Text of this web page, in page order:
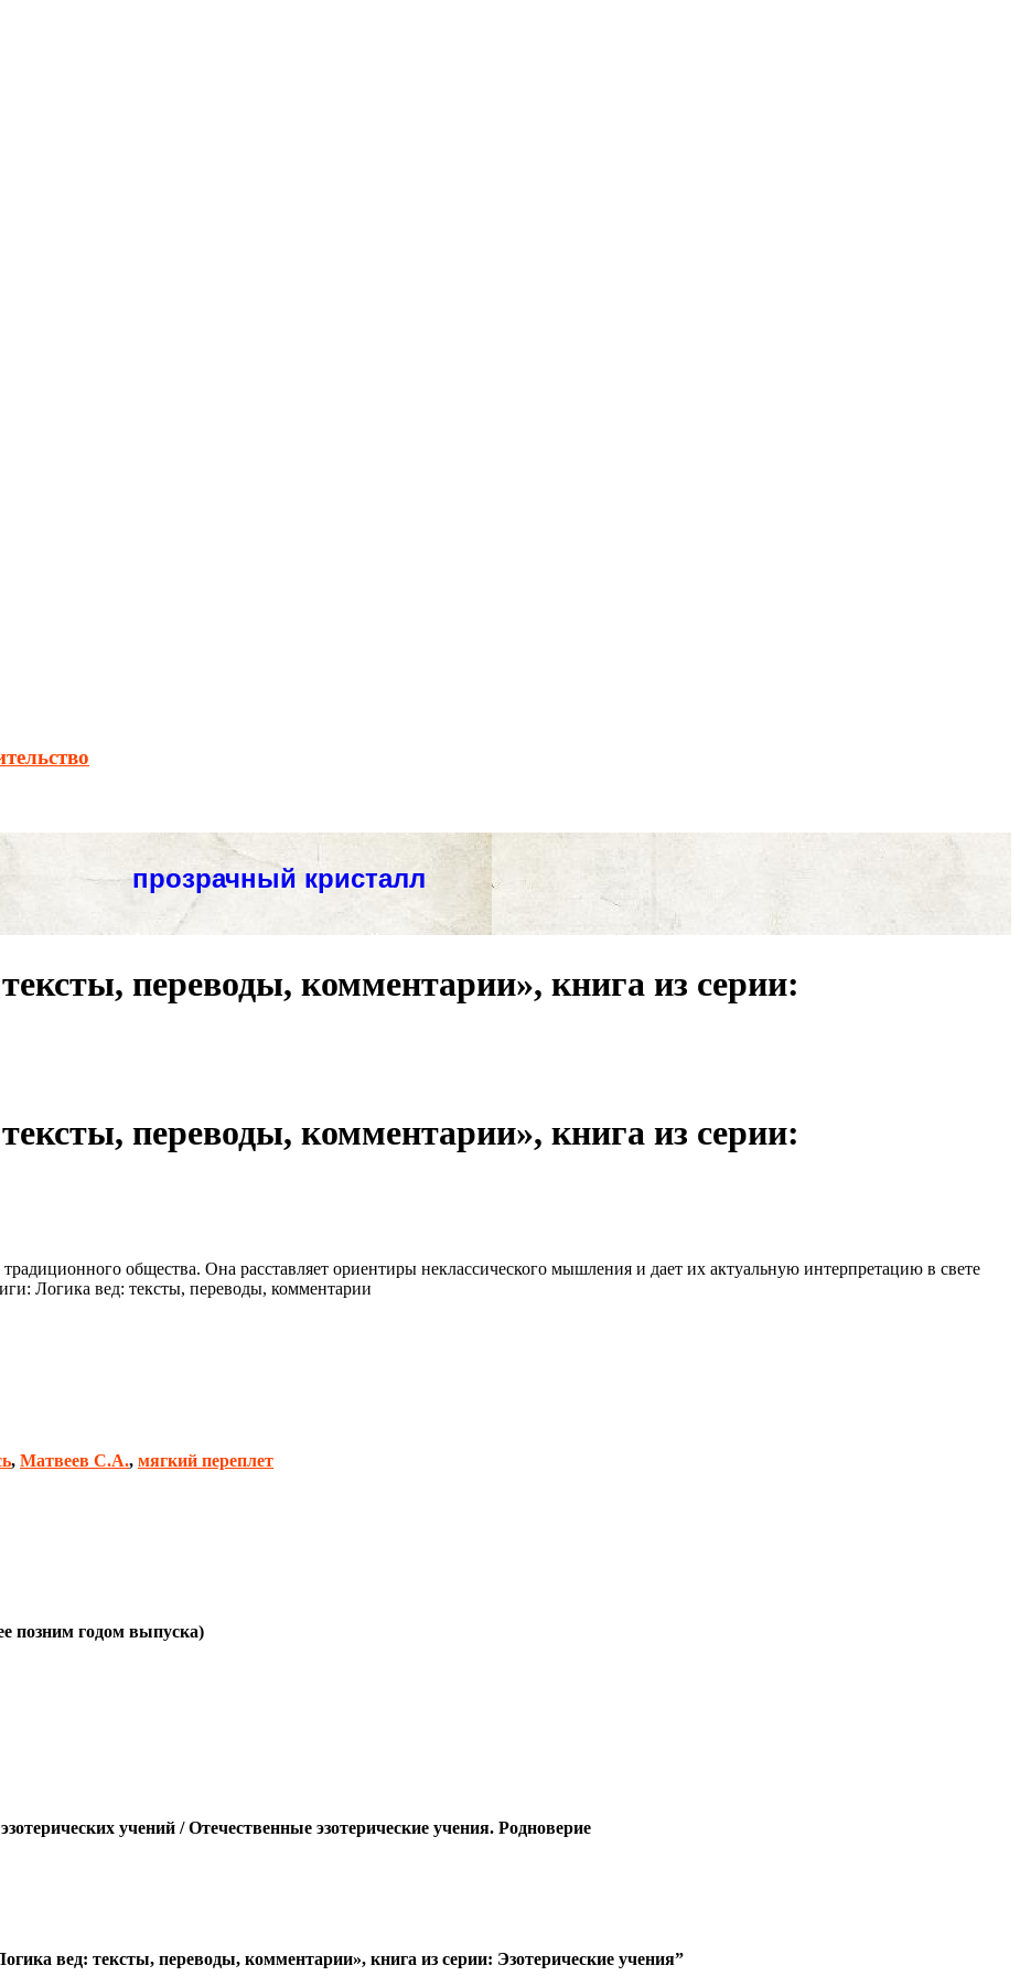
переводы, комментарии», книга из серии:
переводы, комментарии», книга из серии:
традиционного общества. Она расставляет ориентиры неклассического мышления и дает их актуальную интерпретацию в свете
Логика вед: тексты, переводы, комментарии
, Матвеев С.А., мягкий переплет
позним годом выпуска)
учений / Отечественные эзотерические учения. Родноверие
вед: тексты, переводы, комментарии», книга из серии: Эзотерические учения”